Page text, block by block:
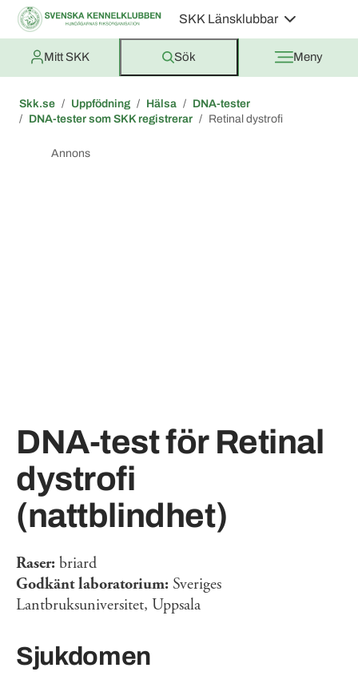
SKK Länsklubbar
Mitt SKK Sök Meny
Skk.se Uppfödning Hälsa
DNA-tester
DNA-tester som SKK registrerar
Retinal dystrofi
Annons
DNA-test för Retinal
dystrofi
(nattblindhet)
Raser: briard
Godkänt laboratorium: Sveriges
Lantbruksuniversitet, Uppsala
Sjukdomen